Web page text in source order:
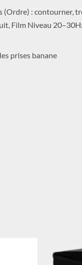
: contourner,
Film Niveau
prises banane